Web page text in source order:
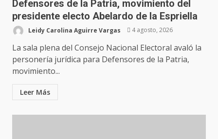
Defensores de la Patria, movimiento del
presidente electo Abelardo de la Espriella
Leidy Carolina Aguirre Vargas 4 agosto, 2026
La sala plena del Consejo Nacional Electoral avaló la
personería jurídica para Defensores de la Patria,
movimiento...
Leer Más